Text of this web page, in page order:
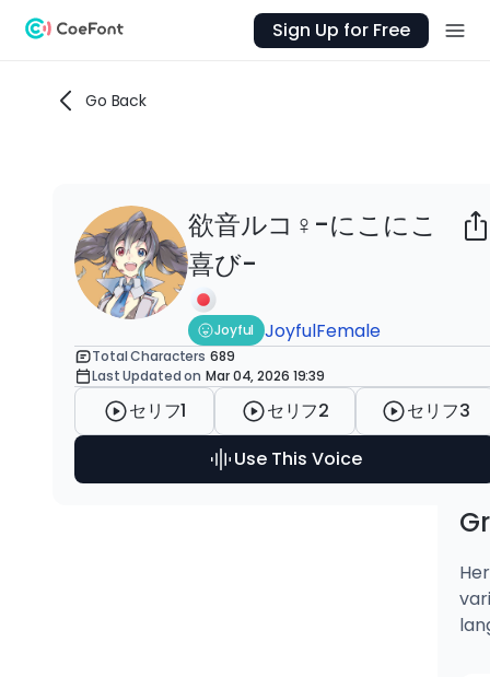
Sign Up for Free
Go Back
欲音ルコ♀-にこにこ
喜び-
Joyful JoyfulFemale
Total Characters 689
Last Updated on Mar 04, 2026 19:39
セリフ1 セリフ2
セリフ3
Use This Voice
音
な
公